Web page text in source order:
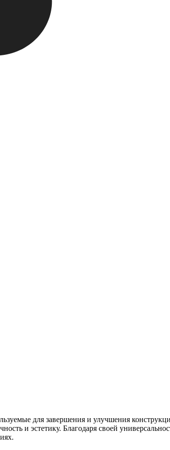
для завершения и улучшения
и эстетику. Благодаря своей